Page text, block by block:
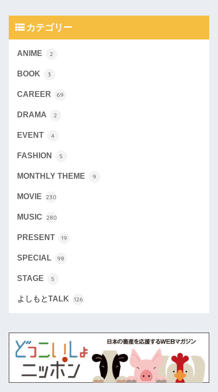
カテゴリー
ANIME 2
BOOK 3
CAREER 69
DRAMA 2
EVENT 4
FASHION 5
MONTHLY THEME 9
MOVIE 230
MUSIC 280
PRESENT 19
SPECIAL 98
STAGE 5
よしもとTALK 126